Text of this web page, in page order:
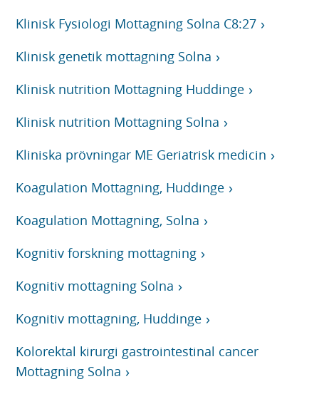
Klinisk Fysiologi Mottagning Solna C8:27
Klinisk genetik mottagning Solna
Klinisk nutrition Mottagning Huddinge
Klinisk nutrition Mottagning Solna
Kliniska prövningar ME Geriatrisk medicin
Koagulation Mottagning, Huddinge
Koagulation Mottagning, Solna
Kognitiv forskning mottagning
Kognitiv mottagning Solna
Kognitiv mottagning, Huddinge
Kolorektal kirurgi gastrointestinal cancer
Mottagning Solna